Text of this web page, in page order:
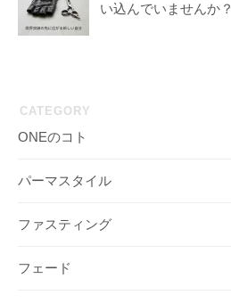
い込んでいませんか？
CATEGORY
ONEのコト
パーマスタイル
ファスティング
フェード